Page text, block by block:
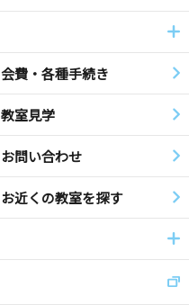
会費・各種手続き
教室見学
お問い合わせ
お近くの教室を探す